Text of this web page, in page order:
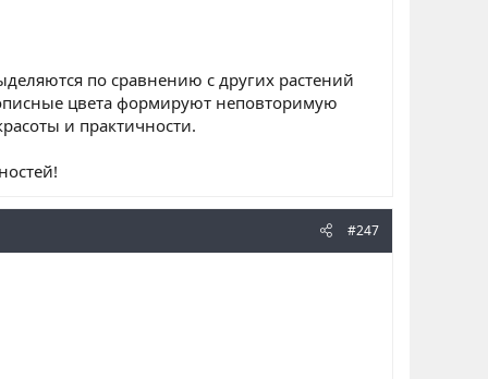
по сравнению с других растений
цвета формируют неповторимую
и практичности.
#247